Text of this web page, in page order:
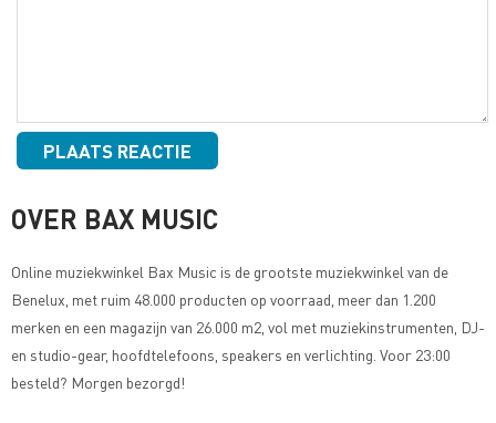
OVER BAX MUSIC
Online muziekwinkel Bax Music is de grootste muziekwinkel van de
Benelux, met ruim 48.000 producten op voorraad, meer dan 1.200
merken en een magazijn van 26.000 m2, vol met muziekinstrumenten, DJ-
en studio-gear, hoofdtelefoons, speakers en verlichting. Voor 23:00
besteld? Morgen bezorgd!